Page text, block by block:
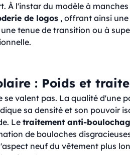
À l'instar du modèle à
de logos, offrant ainsi une
tenue de transition ou à
: Poids et
se valent pas. La qualité d'une
sa densité et son pouvoir
Letraitement anti-
de bouloches
neuf du vêtement plus